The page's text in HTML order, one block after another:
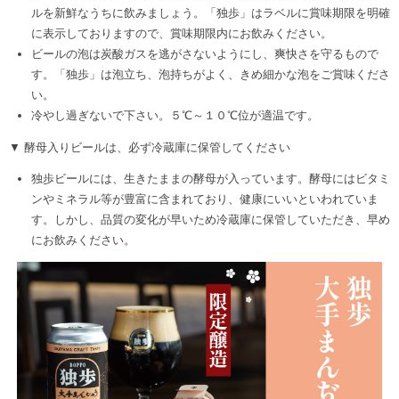
ルを新鮮なうちに飲みましょう。「独歩」はラベルに賞味期限を明確
に表示しておりますので、賞味期限内にお飲みください。
ビールの泡は炭酸ガスを逃がさないようにし、爽快さを守るもので
す。「独歩」は泡立ち、泡持ちがよく、きめ細かな泡をご賞味くださ
い。
冷やし過ぎないで下さい。５℃～１０℃位が適温です。
▼ 酵母入りビールは、必ず冷蔵庫に保管してください
独歩ビールには、生きたままの酵母が入っています。酵母にはビタミ
ンやミネラル等が豊富に含まれており、健康にいいといわれていま
す。しかし、品質の変化が早いため冷蔵庫に保管していただき、早め
にお飲みください。